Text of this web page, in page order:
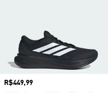
Preço
R$449,99